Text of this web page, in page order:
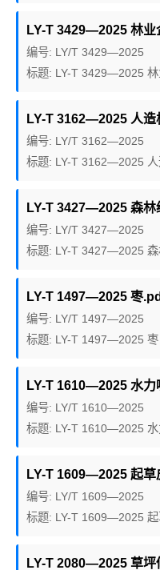
LY-T 3429—2025 林
编号: LY/T 3429—2025
标题: LY-T 3429—2025
LY-T 3162—2025 人
编号: LY/T 3162—2025
标题: LY-T 3162—2025
LY-T 3427—2025 森
编号: LY/T 3427—2025
标题: LY-T 3427—2025
LY-T 1497—2025 枣
编号: LY/T 1497—2025
标题: LY-T 1497—2025 枣
LY-T 1610—2025 水
编号: LY/T 1610—2025
标题: LY-T 1610—2025 水
LY-T 1609—2025 起草
编号: LY/T 1609—2025
标题: LY-T 1609—2025 起
LY-T 2080—2025 草坪